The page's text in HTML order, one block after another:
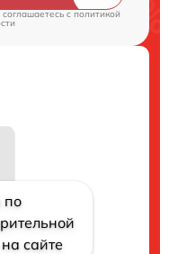
cполитикой
по
сайте